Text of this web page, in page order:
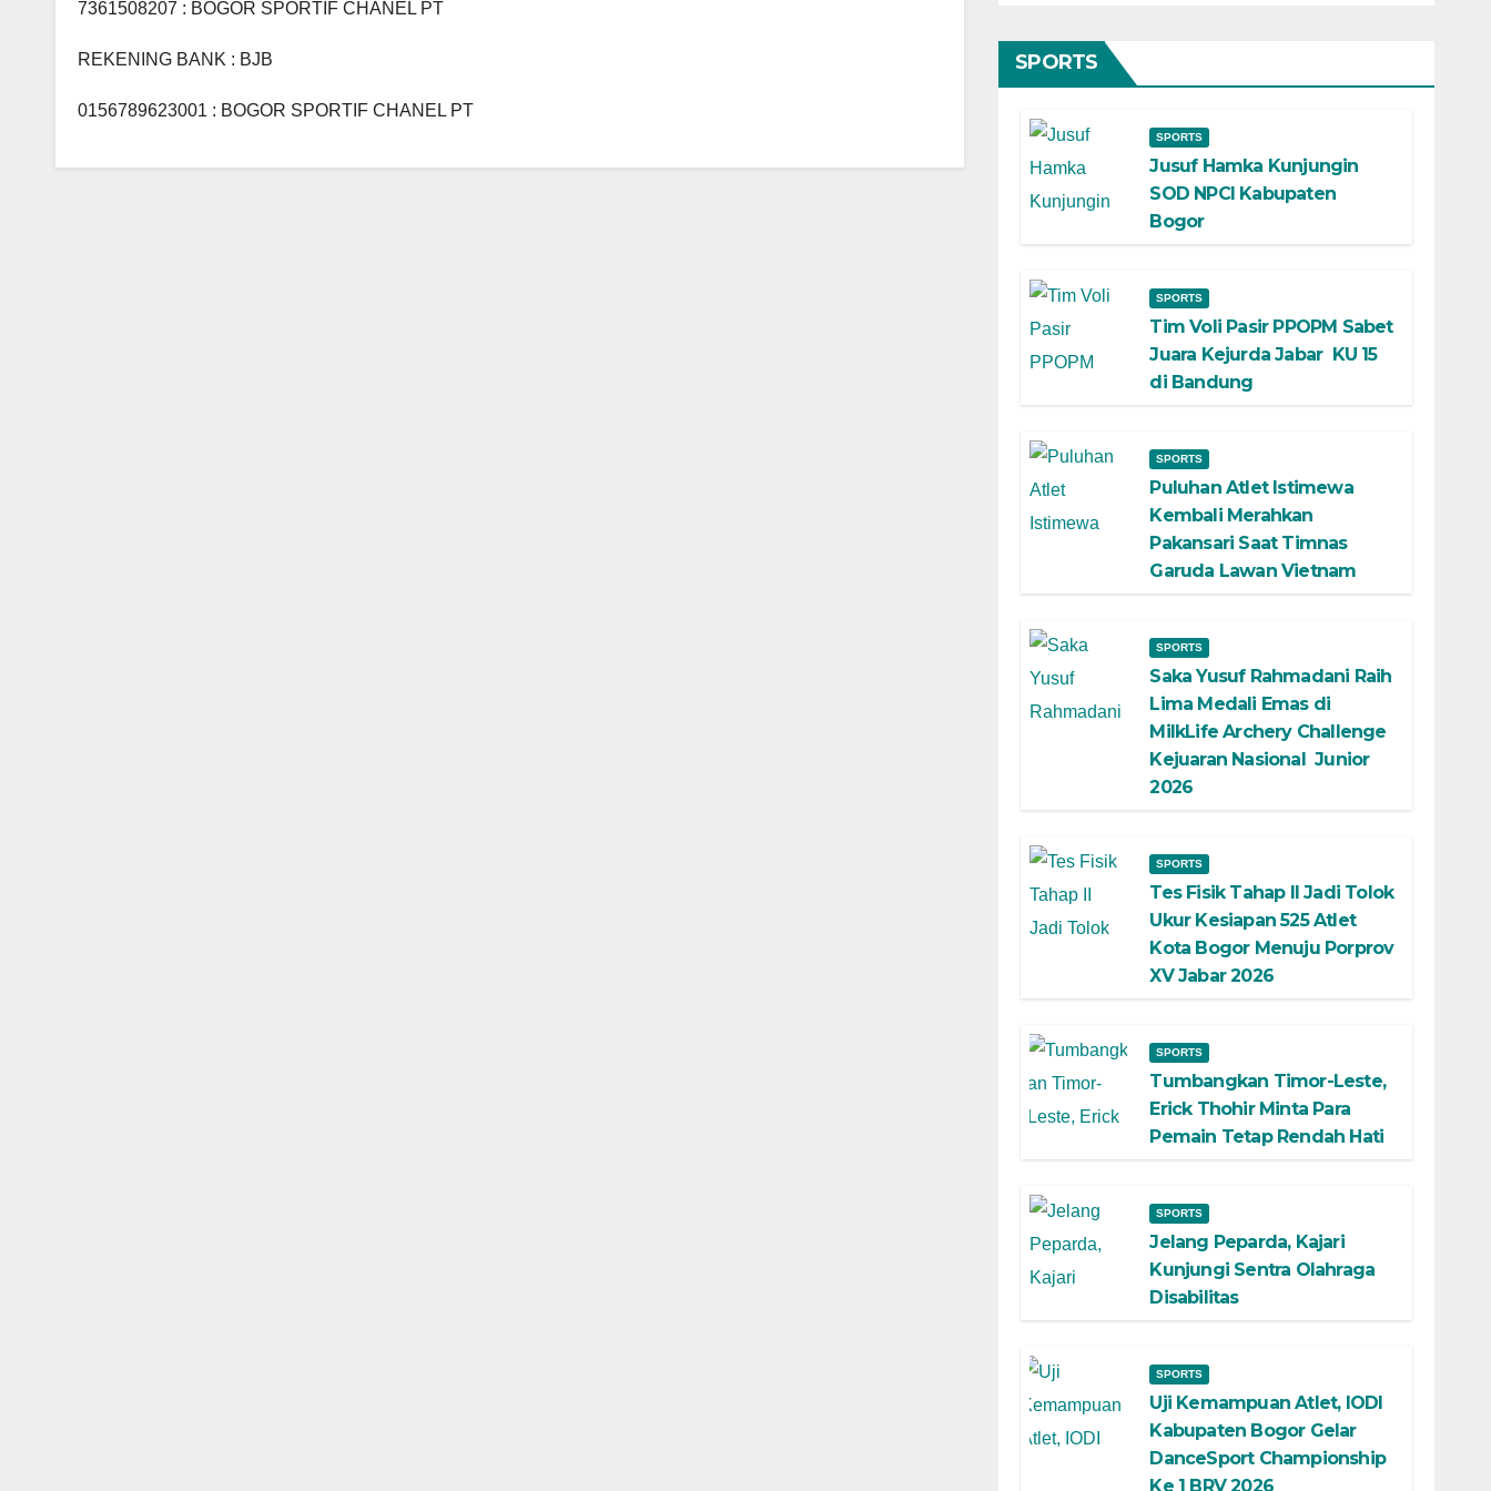
7361508207 : BOGOR SPORTIF CHANEL PT
REKENING BANK : BJB
0156789623001 : BOGOR SPORTIF CHANEL PT
SPORTS
SPORTS
Jusuf Hamka Kunjungin
SOD NPCI Kabupaten
Bogor
SPORTS
Tim Voli Pasir PPOPM Sabet
Juara Kejurda Jabar KU 15
di Bandung
SPORTS
Puluhan Atlet Istimewa
Kembali Merahkan
Pakansari Saat Timnas
Garuda Lawan Vietnam
SPORTS
Saka Yusuf Rahmadani Raih
Lima Medali Emas di
MilkLife Archery Challenge
Kejuaran Nasional Junior
2026
SPORTS
Tes Fisik Tahap II Jadi Tolok
Ukur Kesiapan 525 Atlet
Kota Bogor Menuju Porprov
XV Jabar 2026
SPORTS
Tumbangkan Timor-Leste,
Erick Thohir Minta Para
Pemain Tetap Rendah Hati
SPORTS
Jelang Peparda, Kajari
Kunjungi Sentra Olahraga
Disabilitas
SPORTS
Uji Kemampuan Atlet, IODI
Kabupaten Bogor Gelar
DanceSport Championship
Ke 1 BRV 2026